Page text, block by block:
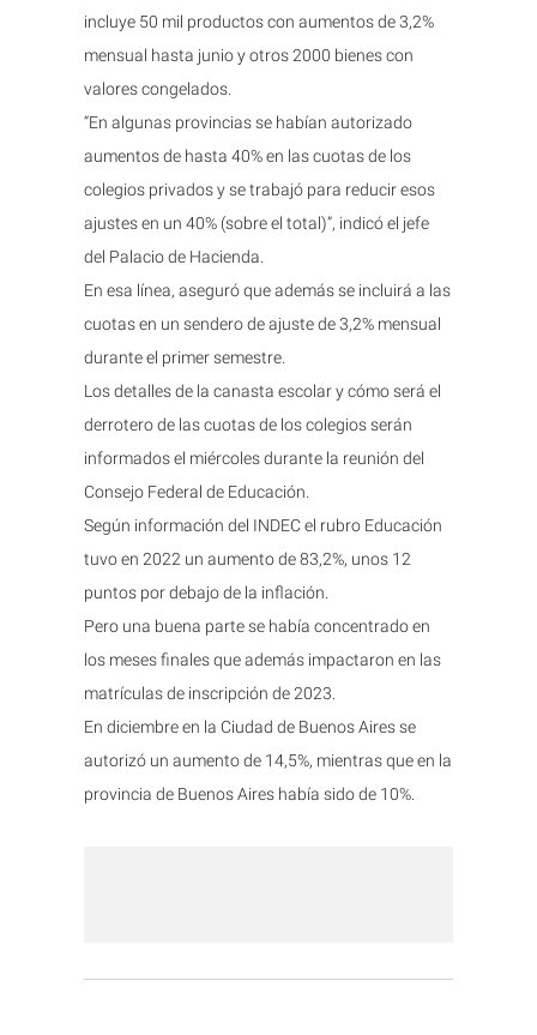
incluye 50 mil productos con aumentos de 3,2%
mensual hasta junio y otros 2000 bienes con
valores congelados.
“En algunas provincias se habían autorizado
aumentos de hasta 40% en las cuotas de los
colegios privados y se trabajó para reducir esos
ajustes en un 40% (sobre el total)”, indicó el jefe
del Palacio de Hacienda.
En esa línea, aseguró que además se incluirá a las
cuotas en un sendero de ajuste de 3,2% mensual
durante el primer semestre.
Los detalles de la canasta escolar y cómo será el
derrotero de las cuotas de los colegios serán
informados el miércoles durante la reunión del
Consejo Federal de Educación.
Según información del INDEC el rubro Educación
tuvo en 2022 un aumento de 83,2%, unos 12
puntos por debajo de la inflación.
Pero una buena parte se había concentrado en
los meses finales que además impactaron en las
matrículas de inscripción de 2023.
En diciembre en la Ciudad de Buenos Aires se
autorizó un aumento de 14,5%, mientras que en la
provincia de Buenos Aires había sido de 10%.